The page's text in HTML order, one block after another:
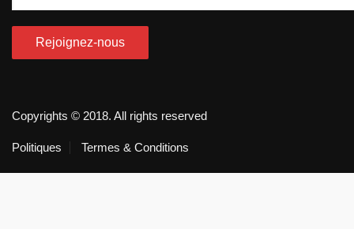
Copyrights © 2018. All rights reserved
Politiques Termes & Conditions